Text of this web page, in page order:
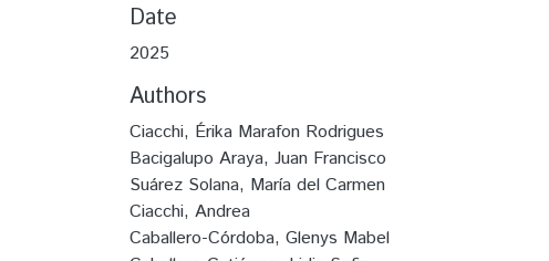
Date
2025
Authors
Ciacchi, Érika Marafon Rodrigues
Bacigalupo Araya, Juan Francisco
Suárez Solana, María del Carmen
Ciacchi, Andrea
Caballero-Córdoba, Glenys Mabel